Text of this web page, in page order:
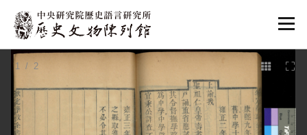
:::
1 / 2